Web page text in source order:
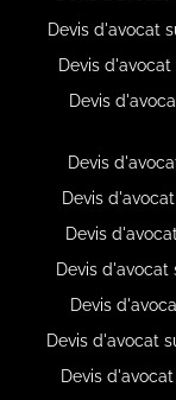
Devis d'avocat
Devis
Devis
Devis
Devis
Devis
Devis
Devis
Devis d'avocat
Devis